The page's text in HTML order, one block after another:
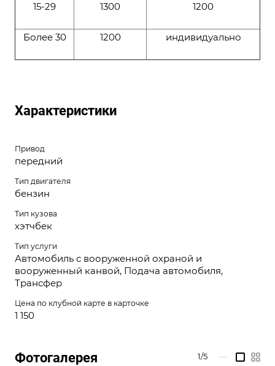
15-29 1300 1200
Более 30 1200 индивидуально
Характеристики
Привод
передний
Тип двигателя
бензин
Тип кузова
хэтчбек
Тип услуги
Автомобиль с вооруженной охраной и
вооруженный канвой, Подача автомобиля,
Трансфер
Цена по клубной карте в карточке
1 150
Фотогалерея 1/5 —